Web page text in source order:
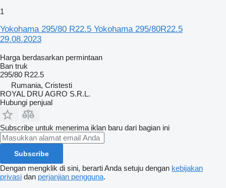
1
Yokohama 295/80 R22.5 Yokohama 295/80R22.5
29.08.2023
Harga berdasarkan permintaan
Ban truk
295/80 R22.5
Rumania, Cristesti
ROYAL DRU AGRO S.R.L.
Hubungi penjual
Subscribe untuk menerima iklan baru dari bagian ini
Subscribe
Dengan mengklik di sini, berarti Anda setuju dengan kebijakan
privasi dan perjanjian pengguna.